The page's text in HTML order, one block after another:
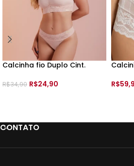
Calcinha fio Duplo Cint.
R$34,90 R$24,90
R$
CONTATO